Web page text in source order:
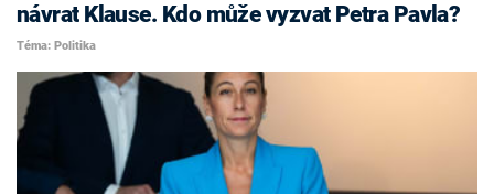
návrat Klause. Kdo může vyzvat Petra Pavla?
Téma: Politika